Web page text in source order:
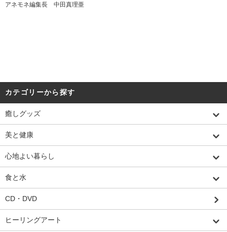
アネモネ編集長 中田真理亜
カテゴリーから探す
癒しグッズ
美と健康
心地よい暮らし
食と水
CD・DVD
ヒーリングアート